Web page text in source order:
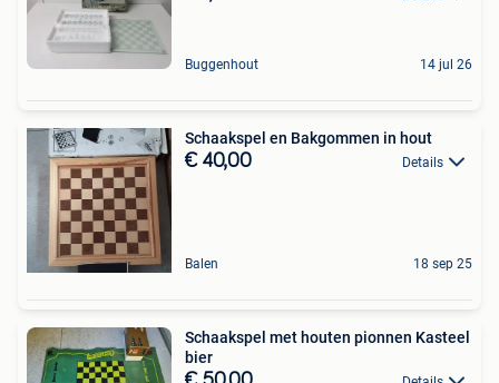
Buggenhout 14 jul 26
Schaakspel en Bakgommen in hout
€ 40,00 Details
Balen 18 sep 25
Schaakspel met houten pionnen Kasteel
bier